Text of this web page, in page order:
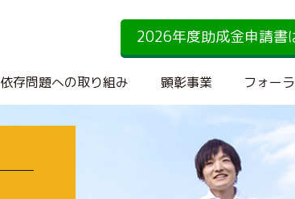
2026年度助成金申請書
依存問題への取り組み 顕彰事業 フォー